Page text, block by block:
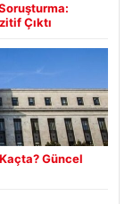
Çıktı
Güncel